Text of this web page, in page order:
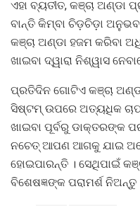
ଏହା ବ୍ୟତୀତ, କଞ୍ଚା ଅଣ୍ଡା
ବାନ୍ତି କିମ୍ବା ଚିଡ଼ଚିଡ଼ା
କଞ୍ଚା ଅଣ୍ଡା ହଜମ କରିବା
ଖାଇବା ଦ୍ୱାରା ନିଶ୍ୱାସ
ପ୍ରତିଦିନ ଗୋଟିଏ କଞ୍ଚା
ସିଷ୍ଟମ୍‌ ଉପରେ ଅତ୍ୟଧିକ ଚାପ
ଖାଇବା ପୂର୍ବରୁ ଡାକ୍ତରଙ୍କ
ନଚେତ୍ ଆପଣ ଆଗକୁ ଯାଇ
ହୋଇପାରନ୍ତି । ସେଥିପାଇଁ
ବିଶେଷଜ୍ଞଙ୍କ ପରାମର୍ଶ ନିଅନ୍ତୁ